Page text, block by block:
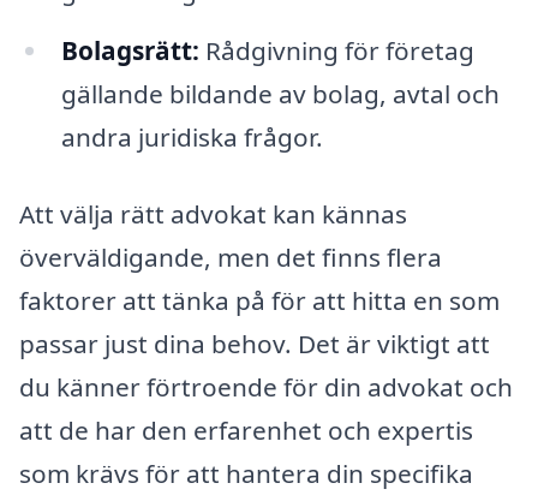
Bolagsrätt: Rådgivning för företag
gällande bildande av bolag, avtal och
andra juridiska frågor.
Att välja rätt advokat kan kännas
överväldigande, men det finns flera
faktorer att tänka på för att hitta en som
passar just dina behov. Det är viktigt att
du känner förtroende för din advokat och
att de har den erfarenhet och expertis
som krävs för att hantera din specifika